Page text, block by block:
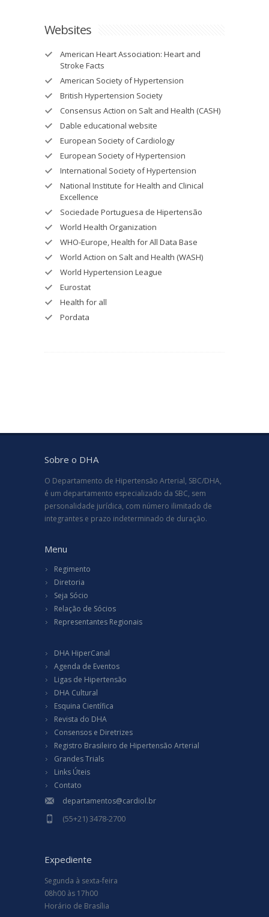
Websites
American Heart Association: Heart and
Stroke Facts
American Society of Hypertension
British Hypertension Society
Consensus Action on Salt and Health (CASH)
Dable educational website
European Society of Cardiology
European Society of Hypertension
International Society of Hypertension
National Institute for Health and Clinical
Excellence
Sociedade Portuguesa de Hipertensão
World Health Organization
WHO-Europe, Health for All Data Base
World Action on Salt and Health (WASH)
World Hypertension League
Eurostat
Health for all
Pordata
Sobre o DHA
O Departamento de Hipertensão Arterial, SBC/DHA,
é um departamento especializado da SBC, sem
personalidade jurídica, com número ilimitado de
integrantes e prazo indeterminado de duração.
Menu
Regimento
Diretoria
Seja Sócio
Relação de Sócios
Representantes Regionais
DHA HiperCanal
Agenda de Eventos
Ligas de Hipertensão
DHA Cultural
Esquina Científica
Revista do DHA
Consensos e Diretrizes
Registro Brasileiro de Hipertensão Arterial
Grandes Trials
Links Úteis
Contato
departamentos@cardiol.br
(55+21) 3478-2700
Expediente
Segunda à sexta-feira
08h00 às 17h00
Horário de Brasília